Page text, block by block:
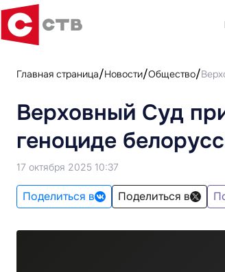
Главная страница Новости Общество
Верховный Суд
геноциде
17 октября 2025 10:37
Поделиться в Поделиться в